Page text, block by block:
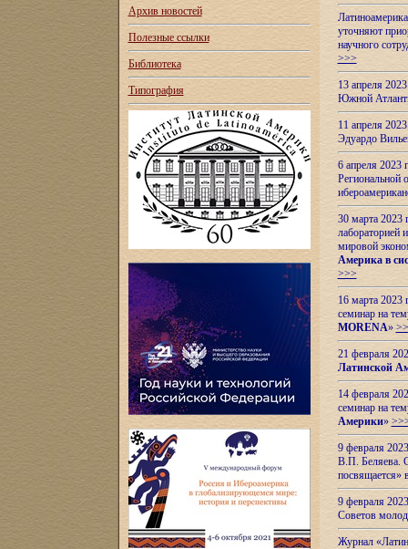
Архив новостей
Полезные ссылки
Библиотека
Типография
уточняют
научного
>>>
13 апреля
Южной
11 апреля
Эдуардо
6 апреля
Региональной
30 марта 2023
лабораторией
мировой
Америка в
>>>
16 марта 2023
семинар на
MORENA»
21 февраля
Латинской
14 февраля
семинар на
Америки»
9 февраля
В.П. Беляева.
посвящается»
9 февраля
Советов
Журнал